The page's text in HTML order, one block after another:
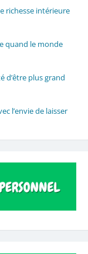
richesse intérieure
quand le monde
d’être plus grand
l’envie de laisser